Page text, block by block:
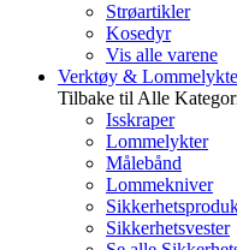
Strøartikler
Kosedyr
Vis alle varene
Verktøy &
Tilbake til Alle
Isskraper
Lommelykter
Målebånd
Lommekniver
Sikkerhetsvester